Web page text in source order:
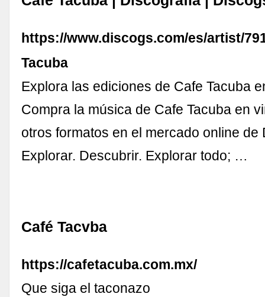
https://www.discogs.com/es/artist/
Tacuba
Explora las ediciones de Cafe Tacuba
Compra la música de Cafe Tacuba en
otros formatos en el mercado online de
Explorar. Descubrir. Explorar todo; …
Café Tacvba
https://cafetacuba.com.mx/
Que siga el taconazo